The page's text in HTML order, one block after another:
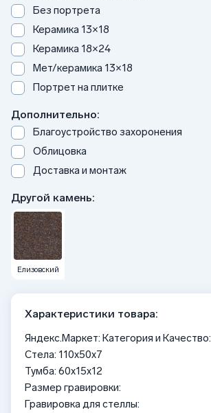
Без портрета
Керамика 13×18
Керамика 18×24
Мет/керамика 13×18
Портрет на плитке
Дополнительно:
Благоустройство захоронения
Облицовка
Доставка и монтаж
Другой камень:
Елизовский
Характеристики товара:
Яндекс.Маркет: Категория и Качество:
Стела: 110x50x7
Тумба: 60x15x12
Размер гравировки:
Гравировка для стеллы: